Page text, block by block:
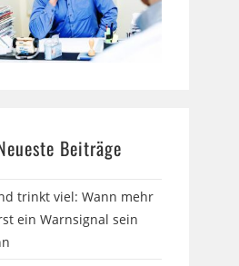
Beiträge
trinkt viel: Wann mehr
ein Warnsignal sein